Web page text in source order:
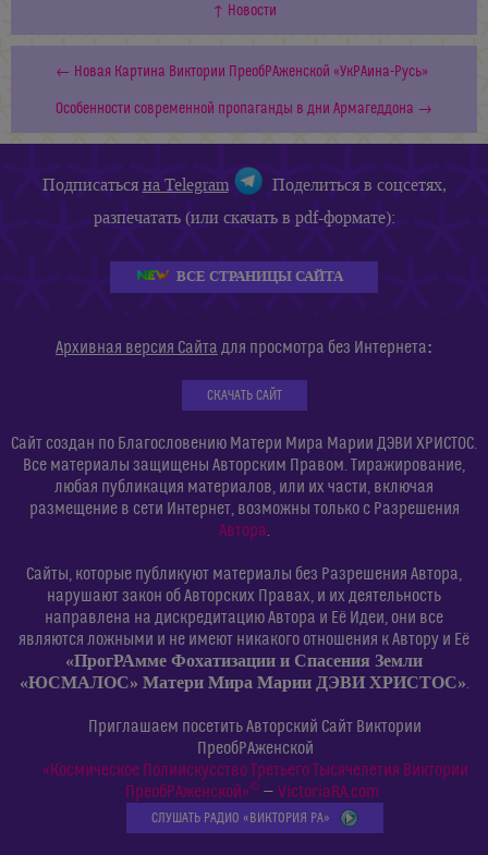
↑ Новости
← Новая Картина Виктории ПреобРАженской «УкРАина-Русь»
Особенности современной пропаганды в дни Армагеддона →
Подписатьсяна Telegram
Поделиться в соцсетях,
разпечатать (или скачать в pdf-формате):
ВСЕ СТРАНИЦЫ САЙТА
Архивная версия Сайта для просмотра без Интернета:
СКАЧАТЬ САЙТ
Сайт создан по Благословению Матери Мира Марии ДЭВИ ХРИСТОС.
Все материалы защищены Авторским Правом. Тиражирование,
любая публикация материалов, или их части, включая
размещение в сети Интернет, возможны только с Разрешения
Автора.
Сайты, которые публикуют материалы без Разрешения Автора,
нарушают закон об Авторских Правах, и их деятельность
направлена на дискредитацию Автора и Её Идеи, они все
являются ложными и не имеют никакого отношения к Автору и Её
«ПрогРАмме Фохатизации и Спасения Земли
«ЮСМАЛОС» Матери Мира Марии ДЭВИ ХРИСТОС».
Приглашаем посетить Авторский Сайт Виктории
ПреобРАженской
«Космическое Полиискусство Третьего Тысячелетия Виктории
ПреобРАженской»©— VictoriaRA.com
СЛУШАТЬ РАДИО «ВИКТОРИЯ РА»